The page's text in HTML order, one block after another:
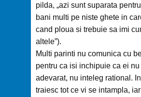
pilda, „azi sunt suparata
bani multi pe niste ghete in
cand ploua si trebuie sa imi
altele”).
Multi parinti nu comunica cu
pentru ca isi inchipuie ca ei
adevarat, nu inteleg rational.
traiesc tot ce vi se intampla,